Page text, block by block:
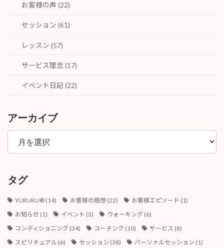
お客様の声 (22)
セッション (61)
レッスン (57)
サービス理念 (17)
イベント日記 (22)
アーカイブ
ア
カ
ブ
タグ
YURUKU®︎(14) お客様の感想 (22) お客様エピソード (1)
お知らせ (1) イベント (3) ウォーキング (6)
コンディショニング (34) コーチング (10) サービス (8)
スピリチュアル (6) セッション (38) パーソナルセッション (1)